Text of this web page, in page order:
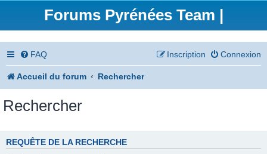
Forums Pyrénées Team |
FAQ Connexion
Inscription
Accueil du forum Rechercher
Rechercher
REQUÊTE DE LA RECHERCHE